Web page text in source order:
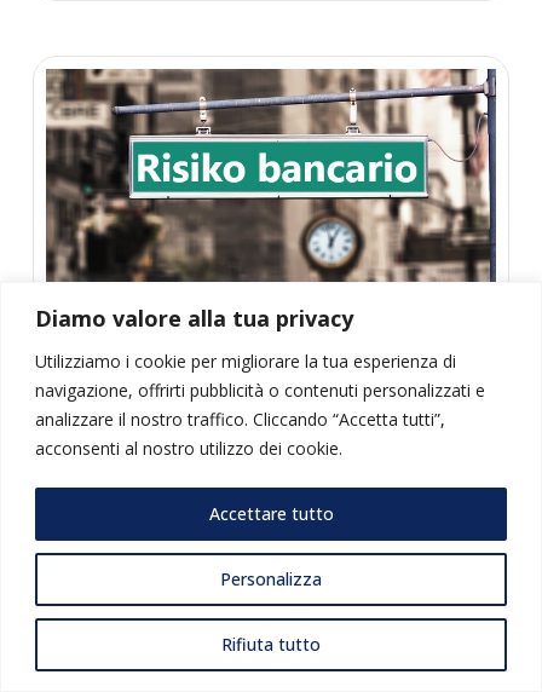
Diamo valore alla tua privacy
Utilizziamo i cookie per migliorare la tua esperienza di
navigazione, offrirti pubblicità o contenuti personalizzati e
analizzare il nostro traffico. Cliccando “Accetta tutti”,
acconsenti al nostro utilizzo dei cookie.
Personalizza
Rifiuta tutto
Accettare tutto
RISIKO BANCARIO ITALIANO